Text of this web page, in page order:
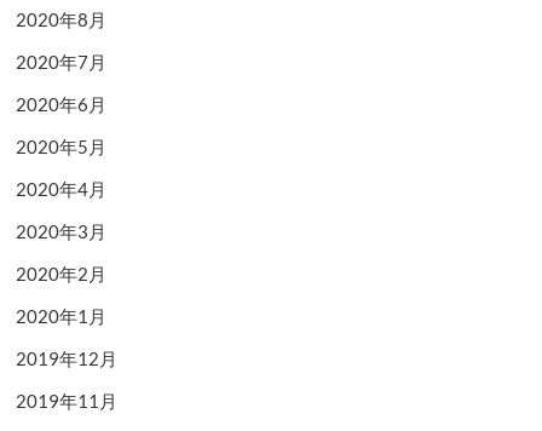
2020年8月
2020年7月
2020年6月
2020年5月
2020年4月
2020年3月
2020年2月
2020年1月
2019年12月
2019年11月